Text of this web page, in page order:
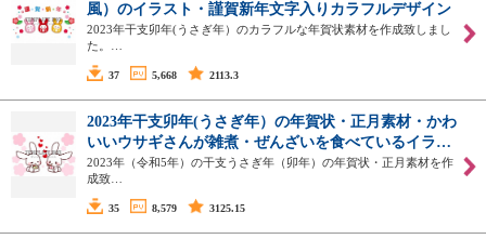
風）のイラスト・謹賀新年文字入りカラフルデザイン
2023年干支卯年(うさぎ年）のカラフルな年賀状素材を作成致しまし
た。…
37 5,668 2113.3
2023年干支卯年(うさぎ年）の年賀状・正月素材・かわ
いいウサギさんが雑煮・ぜんざいを食べているイラ…
2023年（令和5年）の干支うさぎ年（卯年）の年賀状・正月素材を作
成致…
35 8,579 3125.15